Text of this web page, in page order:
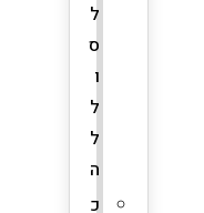
ל
ס
ו
ל
ל
ה
כ